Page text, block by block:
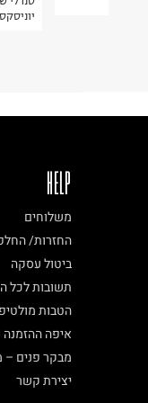
בית
קריית
יוניסקס
HELP
משלוחים
החזרות/
ביטול עסקה
תשובות לכל
הטבות
איפה ההזמנה
מבקר פנים –
יצירת קשר